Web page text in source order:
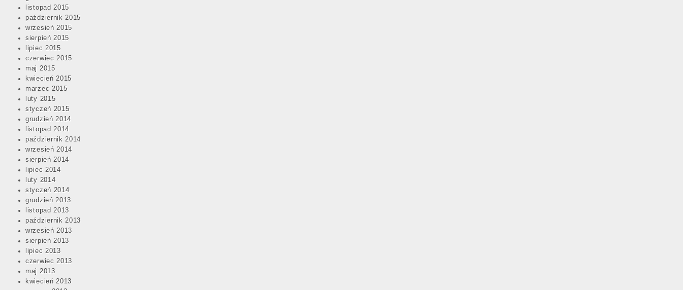
listopad 2015
październik 2015
wrzesień 2015
sierpień 2015
lipiec 2015
czerwiec 2015
maj 2015
kwiecień 2015
marzec 2015
luty 2015
styczeń 2015
grudzień 2014
listopad 2014
październik 2014
wrzesień 2014
sierpień 2014
lipiec 2014
luty 2014
styczeń 2014
grudzień 2013
listopad 2013
październik 2013
wrzesień 2013
sierpień 2013
lipiec 2013
czerwiec 2013
maj 2013
kwiecień 2013